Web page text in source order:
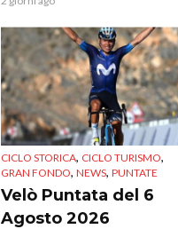
CICLO STORICA, CICLO TURISMO,
GRAN FONDO, NEWS, PUNTATE
Velò Puntata del 6
Agosto 2026